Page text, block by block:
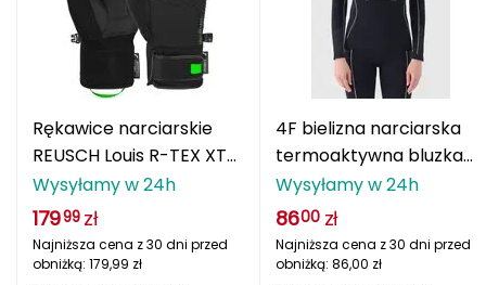
Redline
Robens
Rockland
Rollerblade
Rękawice narciarskie
REUSCH Louis R-TEX XT
czarny
Wysyłamy w 24h
17999 zł
Najniższa cena z 30 dni przed
obniżką: 179,99 zł
4F bielizna narciarska
termoaktywna bluzka
4FWAW25USEAF218
czarna
Wysyłamy w 24h
8600 zł
Najniższa cena z 30 dni przed
obniżką: 86,00 zł